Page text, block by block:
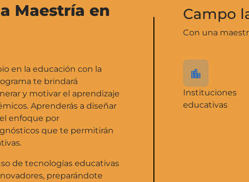
Maestría en
en la educación con la
te brindará
y motivar el aprendizaje
Aprenderás a diseñar
enfoque por
que te permitirán
de tecnologías educativas
preparándote
Campo
Con una
Instituciones
educativas